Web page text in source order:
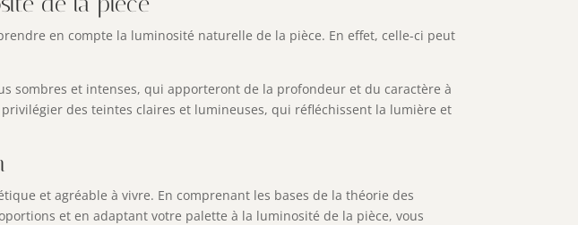
en compte la luminosité naturelle de la pièce. En effet, celle-ci peut
sombres et intenses, qui apporteront de la profondeur et du caractère à
des teintes claires et lumineuses, qui réfléchissent la lumière et
et agréable à vivre. En comprenant les bases de la théorie des
et en adaptant votre palette à la luminosité de la pièce, vous